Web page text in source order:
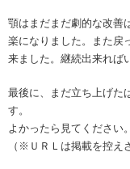
顎はまだまだ劇的な改善
楽になりました。また戻
来ました。継続出来れば
最後に、まだ立ち上げた
す。
よかったら見てください。
（※ＵＲＬは掲載を控え